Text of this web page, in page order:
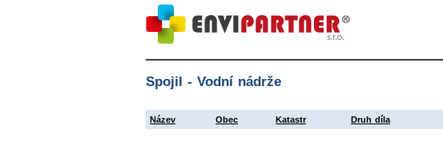
Spojil - Vodní nádrže
Název Obec Katastr Druh díla